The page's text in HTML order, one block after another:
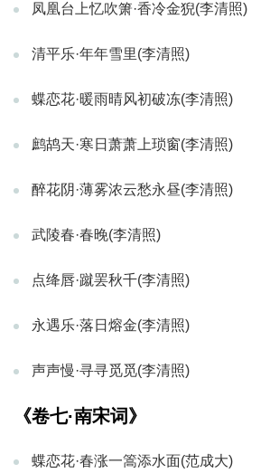
凤凰台上忆吹箫·香冷金猊(李清照)
清平乐·年年雪里(李清照)
蝶恋花·暖雨晴风初破冻(李清照)
鹧鸪天·寒日萧萧上琐窗(李清照)
醉花阴·薄雾浓云愁永昼(李清照)
武陵春·春晚(李清照)
点绛唇·蹴罢秋千(李清照)
永遇乐·落日熔金(李清照)
声声慢·寻寻觅觅(李清照)
《卷七·南宋词》
蝶恋花·春涨一篙添水面(范成大)